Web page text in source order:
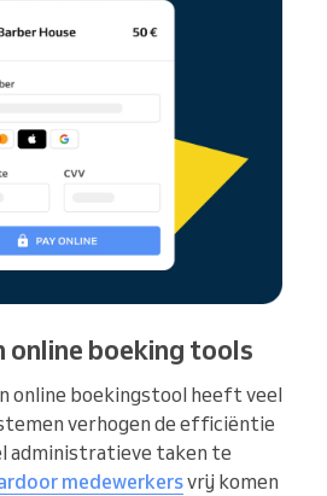
online boeking tools
online boekingstool heeft veel
verhogen de efficiëntie
administratieve taken te
medewerkersvrij komen